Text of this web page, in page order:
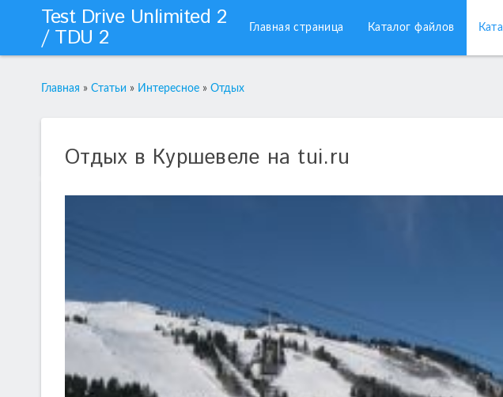
Test Drive Unlimited 2
/ TDU 2 Главная страница Каталог файлов
Главная » Статьи » Интересное » Отдых
Отдых в Куршевеле на tui.ru